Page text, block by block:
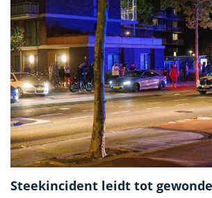
Steekincident leidt tot